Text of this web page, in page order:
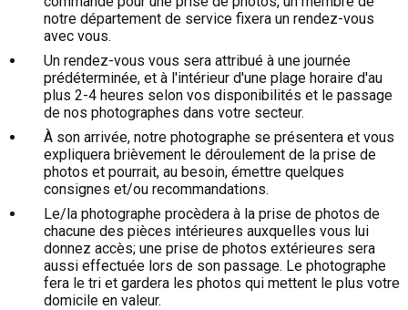
notre département de service fixera un rendez-vous
avec vous.
Un rendez-vous vous sera attribué à une journée
prédéterminée, et à l'intérieur d'une plage horaire d'au
plus 2-4 heures selon vos disponibilités et le passage
de nos photographes dans votre secteur.
À son arrivée, notre photographe se présentera et vous
expliquera brièvement le déroulement de la prise de
photos et pourrait, au besoin, émettre quelques
consignes et/ou recommandations.
Le/la photographe procèdera à la prise de photos de
chacune des pièces intérieures auxquelles vous lui
donnez accès; une prise de photos extérieures sera
aussi effectuée lors de son passage. Le photographe
fera le tri et gardera les photos qui mettent le plus votre
domicile en valeur.